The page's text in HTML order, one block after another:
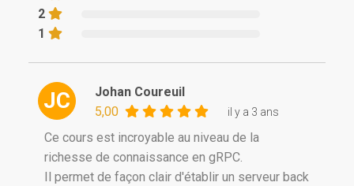
d'applications, même les applications
.NET Windows !
module, à vous les concepts avancés :
Enrichir vos contrats Protobuf avec des types
personnalisés ou avancés
2
1
JC
Johan Coureuil
5,00
il y a 3 ans
Ce cours est incroyable au niveau de la
richesse de connaissance en gRPC.
Il permet de façon clair d'établir un serveur back